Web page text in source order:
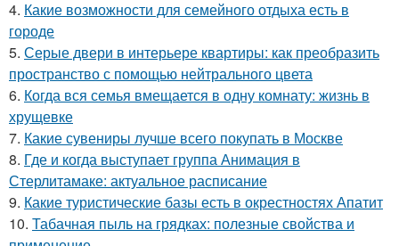
4. Какие возможности для семейного отдыха есть в
городе
5. Серые двери в интерьере квартиры: как преобразить
пространство с помощью нейтрального цвета
6. Когда вся семья вмещается в одну комнату: жизнь в
хрущевке
7. Какие сувениры лучше всего покупать в Москве
8. Где и когда выступает группа Анимация в
Стерлитамаке: актуальное расписание
9. Какие туристические базы есть в окрестностях Апатит
10. Табачная пыль на грядках: полезные свойства и